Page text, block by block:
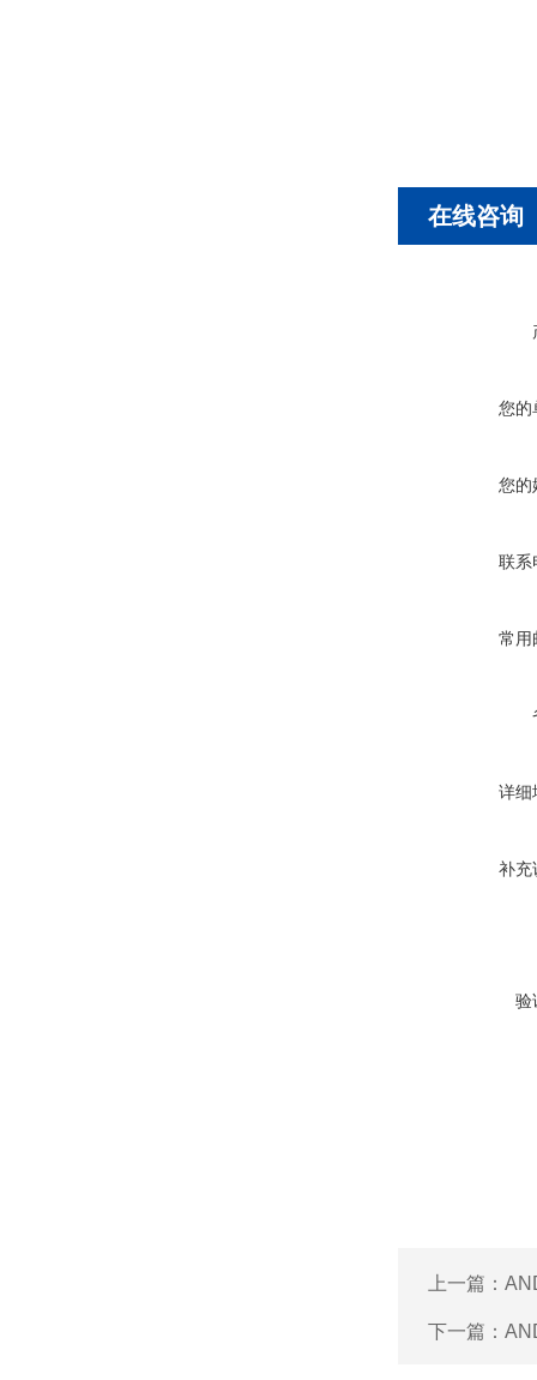
在线咨询
您的
您的
联系
常用
详细
补充
验
上一篇：
下一篇：